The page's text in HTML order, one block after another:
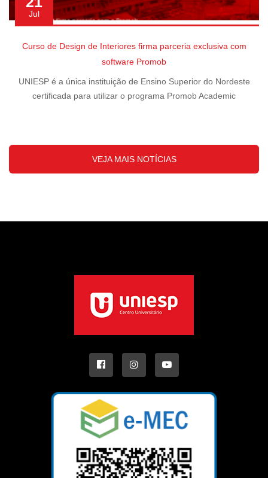
Jul
Curso de Design de Interiores firma parceria exclusiva com
software Promob
UNIESP é a única instituição de Ensino Superior do Nordeste
certificada para utilizar o programa Promob Academic
VEJA MAIS NOTÍCIAS